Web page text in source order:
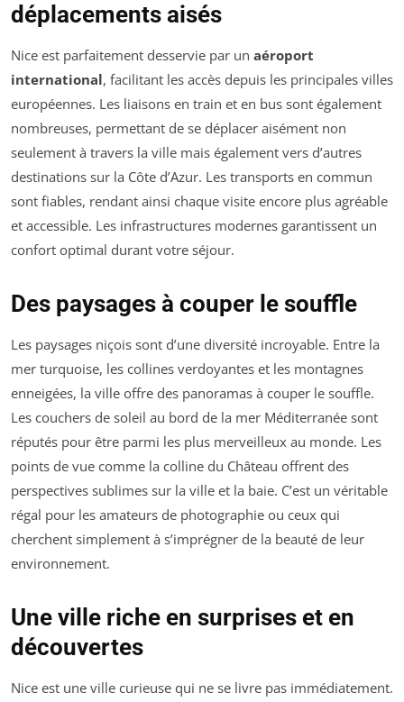
déplacements aisés
Nice est parfaitement desservie par un aéroport
international, facilitant les accès depuis les principales villes
européennes. Les liaisons en train et en bus sont également
nombreuses, permettant de se déplacer aisément non
seulement à travers la ville mais également vers d’autres
destinations sur la Côte d’Azur. Les transports en commun
sont fiables, rendant ainsi chaque visite encore plus agréable
et accessible. Les infrastructures modernes garantissent un
confort optimal durant votre séjour.
Des paysages à couper le souffle
Les paysages niçois sont d’une diversité incroyable. Entre la
mer turquoise, les collines verdoyantes et les montagnes
enneigées, la ville offre des panoramas à couper le souffle.
Les couchers de soleil au bord de la mer Méditerranée sont
réputés pour être parmi les plus merveilleux au monde. Les
points de vue comme la colline du Château offrent des
perspectives sublimes sur la ville et la baie. C’est un véritable
régal pour les amateurs de photographie ou ceux qui
cherchent simplement à s’imprégner de la beauté de leur
environnement.
Une ville riche en surprises et en
découvertes
Nice est une ville curieuse qui ne se livre pas immédiatement.